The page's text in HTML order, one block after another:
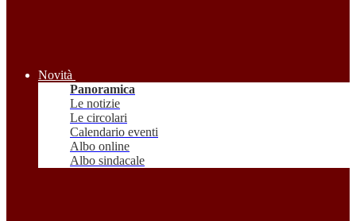
Novità
Panoramica
Le notizie
Le circolari
Calendario eventi
Albo online
Albo sindacale